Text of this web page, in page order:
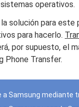
operativos.
solución para este
para hacerlo.
por supuesto, el
Phone Transfer.
a Samsung mediante